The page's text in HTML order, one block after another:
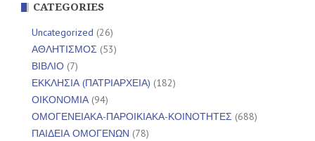
CATEGORIES
Uncategorized (26)
ΑΘΛΗΤΙΣΜΟΣ (53)
ΒΙΒΛΙΟ (7)
ΕΚΚΛΗΣΙΑ (ΠΑΤΡΙΑΡΧΕΙΑ) (182)
ΟΙΚΟΝΟΜΙΑ(94)
ΟΜΟΓΕΝΕΙΑΚΑ-ΠΑΡΟΙΚΙΑΚΑ-ΚΟΙΝΟΤΗΤΕΣ (688)
ΠΑΙΔΕΙΑ ΟΜΟΓΕΝΩΝ (78)